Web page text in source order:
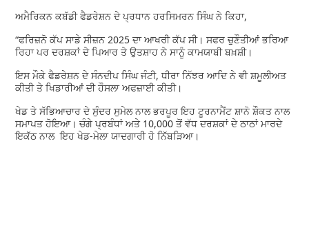
ਅਮੈਰਿਕਨ ਕਬੱਡੀ ਫੈਡਰੇਸ਼ਨ ਦੇ ਪ੍ਰਧਾਨ ਹਰਸਿਮਰਨ ਸਿੰਘ ਨੇ ਕਿਹਾ,
“ਫਰਿਜ਼ਨੋ ਕੱਪ ਸਾਡੇ ਸੀਜ਼ਨ 2025 ਦਾ ਆਖਰੀ ਕੱਪ ਸੀ। ਸਫਰ ਚੁਣੌਤੀਆਂ ਭਰਿਆ
ਰਿਹਾ ਪਰ ਦਰਸ਼ਕਾਂ ਦੇ ਪਿਆਰ ਤੇ ਉਤਸ਼ਾਹ ਨੇ ਸਾਨੂੰ ਕਾਮਯਾਬੀ ਬਖ਼ਸ਼ੀ।
ਇਸ ਮੌਕੇ ਫੈਡਰੇਸ਼ਨ ਦੇ ਸੰਨਦੀਪ ਸਿੰਘ ਜੰਟੀ, ਧੀਰਾ ਨਿੱਝਰ ਆਦਿ ਨੇ ਵੀ ਸ਼ਮੂਲੀਅਤ
ਕੀਤੀ ਤੇ ਖਿਡਾਰੀਆਂ ਦੀ ਹੌਸਲਾ ਅਫਜ਼ਾਈ ਕੀਤੀ।
ਖੇਡ ਤੇ ਸੱਭਿਆਚਾਰ ਦੇ ਸੁੰਦਰ ਸੁਮੇਲ ਨਾਲ ਭਰਪੂਰ ਇਹ ਟੂਰਨਾਮੈਂਟ ਸ਼ਾਨੋ ਸ਼ੌਕਤ ਨਾਲ
ਸਮਾਪਤ ਹੋਇਆ। ਚੰਗੇ ਪ੍ਰਬੰਧਾਂ ਅਤੇ 10,000 ਤੋਂ ਵੱਧ ਦਰਸ਼ਕਾਂ ਦੇ ਠਾਠਾਂ ਮਾਰਦੇ
ਇਕੱਠ ਨਾਲ ਇਹ ਖੇਡ-ਮੇਲਾ ਯਾਦਗਾਰੀ ਹੋ ਨਿੱਬੜਿਆ।